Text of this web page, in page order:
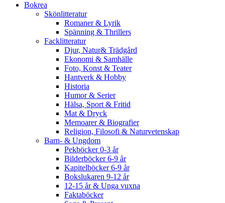
Bokrea
Skönlitteratur
Romaner & Lyrik
Spänning & Thrillers
Facklitteratur
Djur, Natur& Trädgård
Ekonomi & Samhälle
Foto, Konst & Teater
Hantverk & Hobby
Historia
Humor & Serier
Hälsa, Sport & Fritid
Mat & Dryck
Memoarer & Biografier
Religion, Filosofi & Naturvetenskap
Barn- & Ungdom
Pekböcker 0-3 år
Bilderböcker 6-9 år
Kapitelböcker 6-9 år
Bokslukaren 9-12 år
12-15 år & Unga vuxna
Faktaböcker